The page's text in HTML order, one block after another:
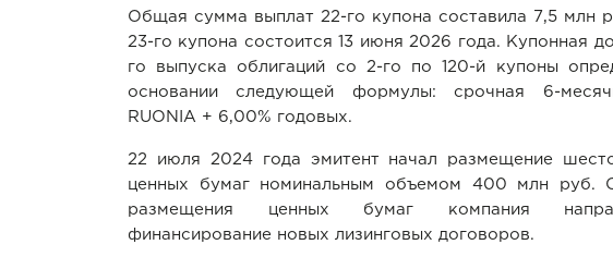
Общая сумма выплат 22-го купона составила 7,5 млн
23-го купона состоится 13 июня 2026 года. Купонная
го выпуска облигаций со 2-го по 120-й купоны
основании следующей формулы: срочная 6-
RUONIA + 6,00% годовых.
22 июля 2024 года эмитент начал размещение
ценных бумаг номинальным объемом 400 млн руб.
размещения ценных бумаг компания
финансирование новых лизинговых договоров.